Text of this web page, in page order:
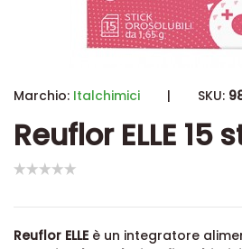
Marchio: Italchimici | SKU:
Reuflor ELLE 15
Reuflor ELLE è un integratore